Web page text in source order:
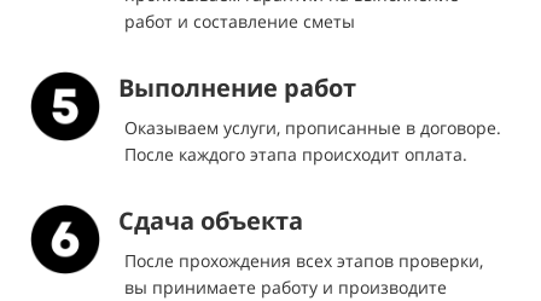
работ и составление сметы
Выполнение работ
Оказываем услуги, прописанные в договоре.
После каждого этапа происходит оплата.
Сдача объекта
После прохождения всех этапов проверки,
вы принимаете работу и производите